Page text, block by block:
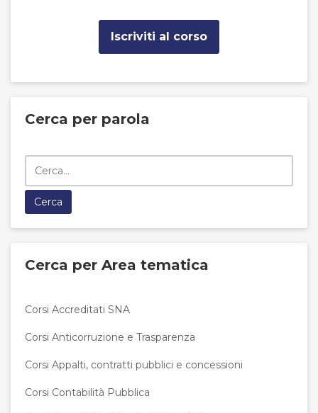
Iscriviti al corso
Cerca per parola
Cerca per Area tematica
Corsi Accreditati SNA
Corsi Anticorruzione e Trasparenza
Corsi Appalti, contratti pubblici e concessioni
Corsi Contabilità Pubblica